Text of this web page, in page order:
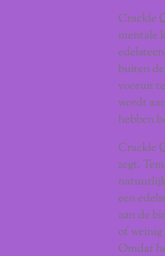
Crackle
mentale
buiten
vooruit
wordt
hebben
Crackle
zegt.
een
aan de
of
Omdat